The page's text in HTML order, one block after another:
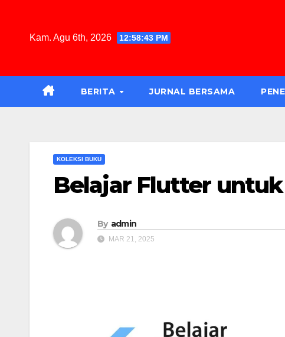
Kam. Agu 6th, 2026 12:58:45 PM
BERITA JURNAL BERSAMA
KOLEKSI BUKU
Belajar Flutter
By admin
MAR 21, 2025